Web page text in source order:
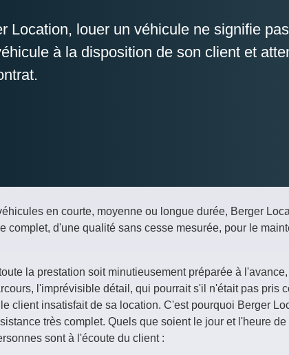
Location, louer un véhicule ne signifie
à la disposition de son client et
en courte, moyenne ou longue durée, Berger
complet, d'une qualité sans cesse mesurée, pour le
la prestation soit minutieusement préparée à
l'imprévisible détail, qui pourrait s'il n'était pas pris
client insatisfait de sa location. C'est pourquoi Berger
très complet. Quels que soient le jour et l'heure
sont à l'écoute du client :